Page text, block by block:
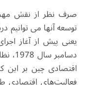
صرف نظر از نقش مهم
توسعه آنها می توانیم
یعنی پیش از آغاز
اقتصادی چین بر